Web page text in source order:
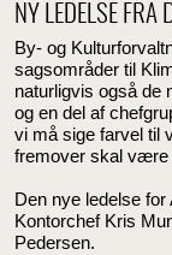
NY LEDELSE
By- og
sagsområder til
naturligvis også de
og en del af
vi må sige farvel til
fremover skal være
Den nye ledelse
Kontorchef Kris
Pedersen.